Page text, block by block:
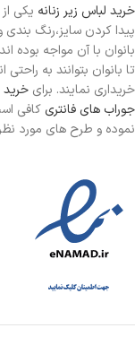
خرید لباس زیر زنانه یکی
پیدا کردن سایز،رنگ
بانوان با آن مواجه بوده
تا بانوان بتوانند به
خریداری نمایند. برای خرید
جوراب های فانتری کافی
نموده و طرح های مورد